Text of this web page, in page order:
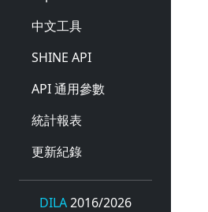
中文工具
SHINE API
API 通用參數
統計報表
更新紀錄
DILA2016/2026